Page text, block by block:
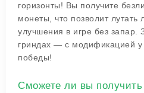
горизонты! Вы получите
монеты, что позволит
улучшения в игре без запар.
гриндах — с модификацией у
победы!
Сможете ли вы получить